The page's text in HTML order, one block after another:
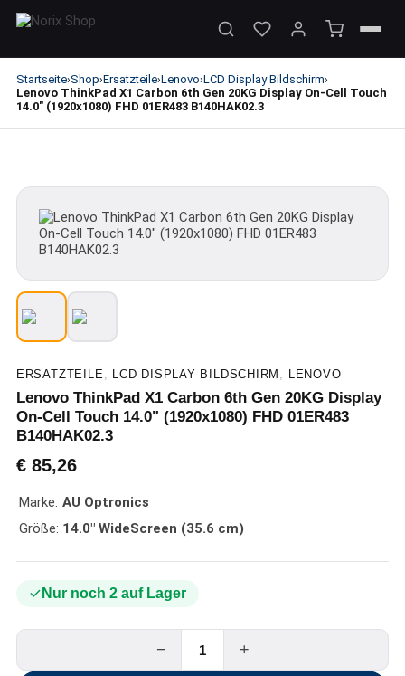
Startseite›Shop›Ersatzteile›Lenovo›LCD Display Bildschirm›
Lenovo ThinkPad X1 Carbon 6th Gen 20KG Display On-Cell Touch
14.0" (1920x1080) FHD 01ER483 B140HAK02.3
ERSATZTEILE, LCD DISPLAY BILDSCHIRM , LENOVO
Lenovo ThinkPad X1 Carbon 6th Gen 20KG Display
On-Cell Touch 14.0" (1920x1080) FHD 01ER483
B140HAK02.3
€85,26
Marke: AU Optronics
Größe: 14.0" WideScreen (35.6 cm)
Nur noch 2 auf Lager
− +